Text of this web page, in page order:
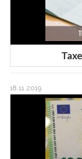
18.11.2019